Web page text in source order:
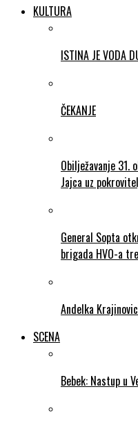
KULTURA
ISTINA JE VODA
ČEKANJE
Obilježavanje 31.
Jajca uz
General Sopta
brigada HVO-a
Andelka
SCENA
Bebek: Nastup u